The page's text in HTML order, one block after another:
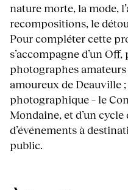
nature morte, la mode,
recompositions, le
Pour compléter cette
s’accompagne d’un
photographes
amoureux de Deauville
photographique – le
Mondaine, et d’un
d’événements à
public.